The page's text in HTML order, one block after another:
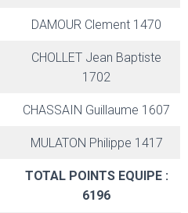
DAMOUR Clement 1470
CHOLLET Jean Baptiste
1702
CHASSAIN Guillaume 1607
MULATON Philippe 1417
TOTAL POINTS EQUIPE :
6196